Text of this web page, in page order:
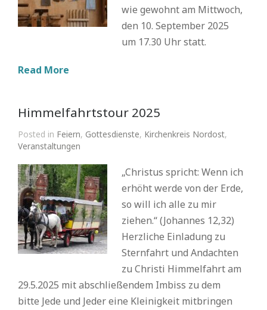
wie gewohnt am Mittwoch,
den 10. September 2025
um 17.30 Uhr statt.
Read More
Himmelfahrtstour 2025
Posted in Feiern, Gottesdienste, Kirchenkreis Nordost,
Veranstaltungen
„Christus spricht: Wenn ich
erhöht werde von der Erde,
so will ich alle zu mir
ziehen.“ (Johannes 12,32)
Herzliche Einladung zu
Sternfahrt und Andachten
zu Christi Himmelfahrt am
29.5.2025 mit abschließendem Imbiss zu dem
bitte Jede und Jeder eine Kleinigkeit mitbringen